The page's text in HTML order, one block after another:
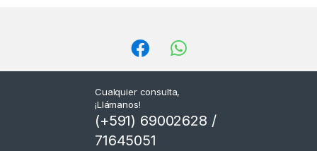
Cualquier consulta,
¡Llámanos!
(+591) 69002628 /
71645051